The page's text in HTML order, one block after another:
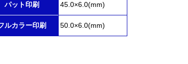
パット印刷 45.0×6.0(mm)
ルカラー印刷 50.0×6.0(mm)